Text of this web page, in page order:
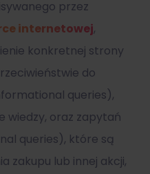
przez
internetowej,
konkretnej strony
do
queries),
wiedzy, oraz zapytań
queries), które są
zakupu lub innej akcji,